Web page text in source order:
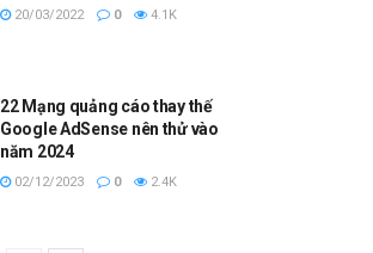
20/03/2022 0 4.1K
22 Mạng quảng cáo thay thế
Google AdSense nên thử vào
năm 2024
02/12/2023 0 2.4K